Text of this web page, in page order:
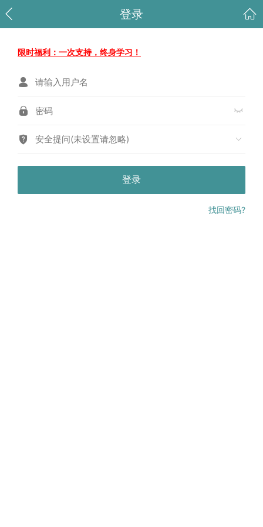
登录
限时福利：一次支持，终身学习！
安全提问(未设置请忽略)
登录
找回密码?